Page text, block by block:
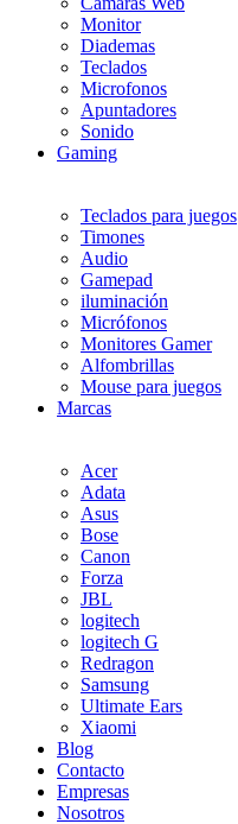
Monitor
Diademas
Teclados
Microfonos
Apuntadores
Sonido
Gaming
Teclados para juegos
Timones
Audio
Gamepad
iluminación
Micrófonos
Monitores Gamer
Alfombrillas
Mouse para juegos
Marcas
Acer
Adata
Asus
Bose
Canon
Forza
JBL
logitech
logitech G
Redragon
Samsung
Ultimate Ears
Xiaomi
Blog
Contacto
Empresas
Nosotros